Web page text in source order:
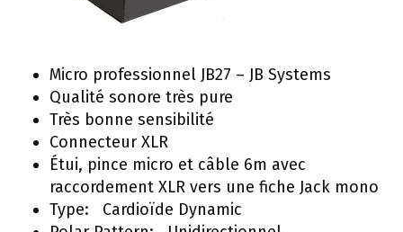
Micro professionnel JB27 – JB Systems
Qualité sonore très pure
Très bonne sensibilité
Connecteur XLR
Étui, pince micro et câble 6m avec
raccordement XLR vers une fiche Jack mono
Type: Cardioïde Dynamic